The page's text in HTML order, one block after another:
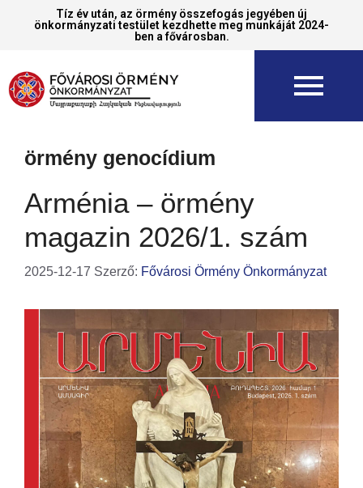
Tíz év után, az örmény összefogás jegyében új
önkormányzati testület kezdhette meg munkáját 2024-
ben a fővárosban.
örmény genocídium
Arménia – örmény
magazin 2026/1. szám
2025-12-17 Szerző: Fővárosi Örmény Önkormányzat